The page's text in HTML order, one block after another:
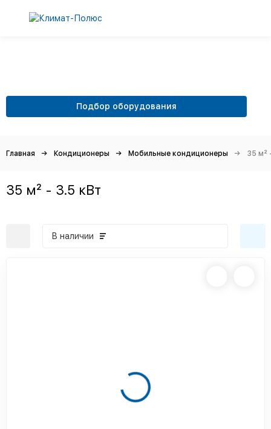
Главная Кондиционеры Мобильные кондиционеры 35 м²
35 м² - 3.5 кВт
В наличии
Подбор оборудования